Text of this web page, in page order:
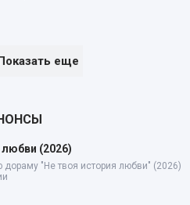
еще
любви (2026)
дораму "Не твоя история любви" (2026)